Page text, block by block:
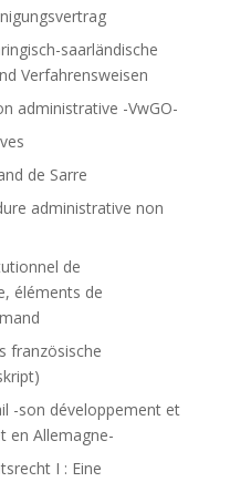
saarländische
Verfahrensweisen
administrative -VwGO-
de Sarre
administrative non
de
éléments de
französische
-son développement et
en Allemagne-
I : Eine